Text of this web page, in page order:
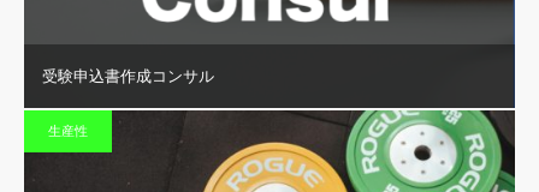
受験申込書作成コンサル
生産性